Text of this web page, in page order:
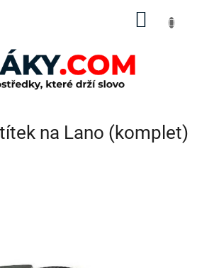
na Lano (komplet)